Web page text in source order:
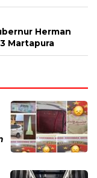
Herman
Martapura